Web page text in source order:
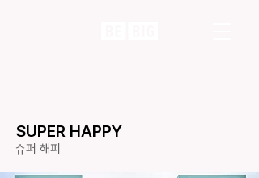
SUPER HAPPY
슈퍼 해피